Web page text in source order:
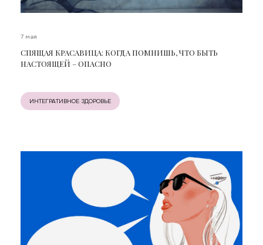
7 мая
СПЯЩАЯ КРАСАВИЦА: КОГДА ПОМНИШЬ, ЧТО БЫТЬ
НАСТОЯЩЕЙ – ОПАСНО
ИНТЕГРАТИВНОЕ ЗДОРОВЬЕ